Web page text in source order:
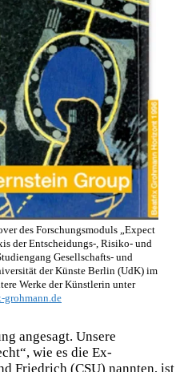
des Forschungsmoduls „Expect
der Entscheidungs-, Risiko- und
Gesellschafts- und
der Künste Berlin (UdK) im
Werke der Künstlerin unter
grohmann.de
angesagt. Unsere
wie es die Ex-
Friedrich (CSU) nannten, ist